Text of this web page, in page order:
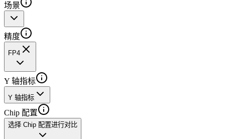
场景
精度
FP4
Y 轴指标
Y 轴指标
Chip 配置
选择 Chip 配置进行对比